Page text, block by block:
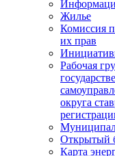
Жилье
Комиссия
их прав
Рабочая
округа
Открытый
Карта